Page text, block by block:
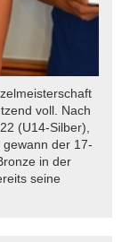
voll. Nach
(U14-Silber),
der 17-
in der
seine